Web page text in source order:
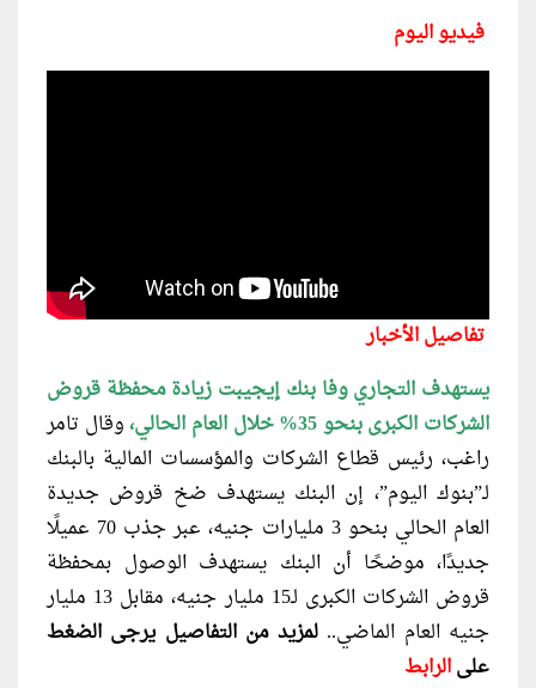
فيديو اليوم
تفاصيل الأخبار
يستهدف التجاري وفا بنك إيجيبت زيادة محفظة قروض
الشركات الكبرى بنحو 35% خلال العام الحالي،
وقال تامر
راغب، رئيس قطاع الشركات والمؤسسات المالية بالبنك
لـ”بنوك اليوم”، إن البنك يستهدف ضخ قروض جديدة
العام الحالي بنحو 3 مليارات جنيه، عبر جذب 70 عميلًا
جديدًا، موضحًا أن البنك يستهدف الوصول بمحفظة
قروض الشركات الكبرى لـ15 مليار جنيه، مقابل 13 مليار
جنيه العام الماضي.. لمزيد من التفاصيل يرجى الضغط
علىالرابط